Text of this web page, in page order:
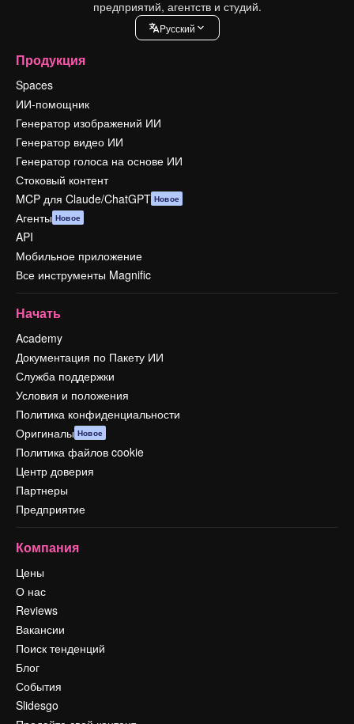
предприятий, агентств и студий.
Pусский
Продукция
Spaces
ИИ-помощник
Генератор изображений ИИ
Генератор видео ИИ
Генератор голоса на основе ИИ
Стоковый контент
MCP для Claude/ChatGPT Новое
Агенты Новое
API
Мобильное приложение
Все инструменты Magnific
Начать
Academy
Документация по Пакету ИИ
Служба поддержки
Условия и положения
Политика конфиденциальности
Оригиналы Новое
Политика файлов cookie
Центр доверия
Партнеры
Предприятие
Компания
Цены
О нас
Reviews
Вакансии
Поиск тенденций
Блог
События
Slidesgo